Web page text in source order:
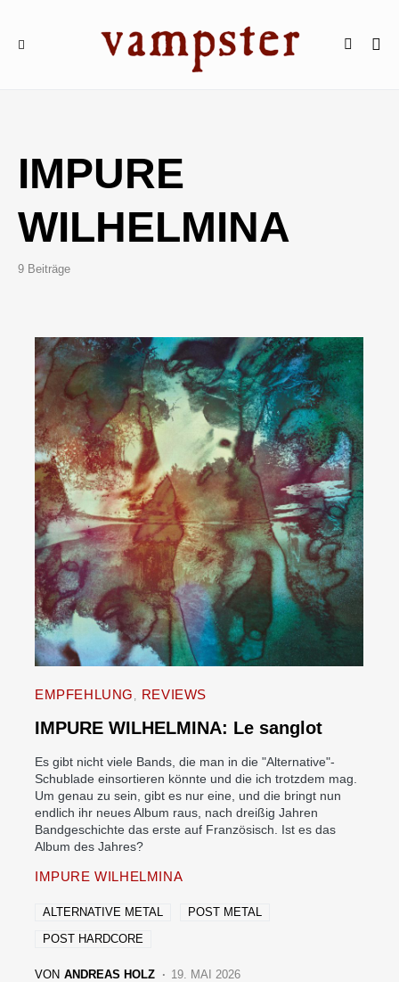
IMPURE
WILHELMINA
9 Beiträge
EMPFEHLUNG REVIEWS
IMPURE WILHELMINA: Le sanglot
Es gibt nicht viele Bands, die man in die "Alternative"-
Schublade einsortieren könnte und die ich trotzdem mag.
Um genau zu sein, gibt es nur eine, und die bringt nun
endlich ihr neues Album raus, nach dreißig Jahren
Bandgeschichte das erste auf Französisch. Ist es das
Album des Jahres?
IMPURE WILHELMINA
ALTERNATIVE METAL
POST METAL
POST HARDCORE
VON ANDREAS HOLZ 19. MAI 2026